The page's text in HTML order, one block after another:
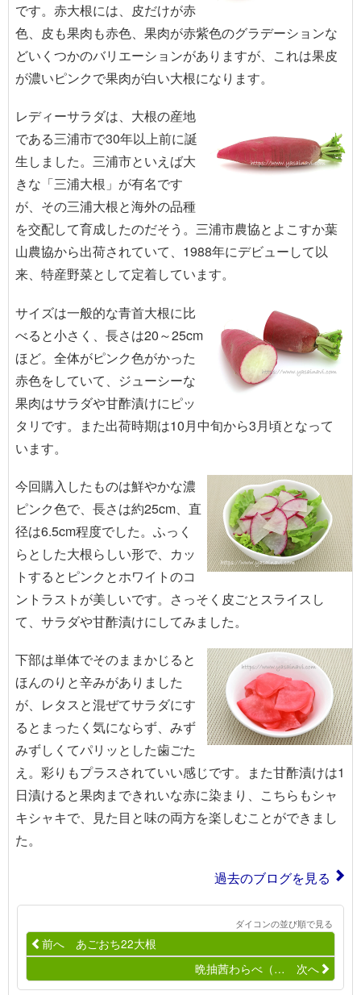
です。赤大根には、皮だけが赤
色、皮も果肉も赤色、果肉が赤紫色のグラデーションな
どいくつかのバリエーションがありますが、これは果皮
が濃いピンクで果肉が白い大根になります。
レディーサラダは、大根の産地
である三浦市で30年以上前に誕
生しました。三浦市といえば大
きな「三浦大根」が有名です
が、その三浦大根と海外の品種
を交配して育成したのだそう。三浦市農協とよこすか葉
山農協から出荷されていて、1988年にデビューして以
来、特産野菜として定着しています。
サイズは一般的な青首大根に比
べると小さく、長さは20～25cm
ほど。全体がピンク色がかった
赤色をしていて、ジューシーな
果肉はサラダや甘酢漬けにピッ
タリです。また出荷時期は10月中旬から3月頃となって
います。
今回購入したものは鮮やかな濃
ピンク色で、長さは約25cm、直
径は6.5cm程度でした。ふっく
らとした大根らしい形で、カッ
トするとピンクとホワイトのコ
ントラストが美しいです。さっそく皮ごとスライスし
て、サラダや甘酢漬けにしてみました。
下部は単体でそのままかじると
ほんのりと辛みがありました
が、レタスと混ぜてサラダにす
るとまったく気にならず、みず
みずしくてパリッとした歯ごた
え。彩りもプラスされていい感じです。また甘酢漬けは1
日漬けると果肉まできれいな赤に染まり、こちらもシャ
キシャキで、見た目と味の両方を楽しむことができまし
た。
過去のブログを見る
ダイコンの並び順で見る
前へ あごおち22大根
晩抽茜わらべ（… 次へ